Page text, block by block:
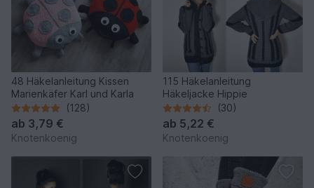
48 Häkelanleitung Kissen
Marienkäfer Karl und Karla
(128)
ab 3,79 €
Knotenkoenig
115 Häkelanleitung
Häkeljacke Hippie
(30)
ab 5,22 €
Knotenkoenig